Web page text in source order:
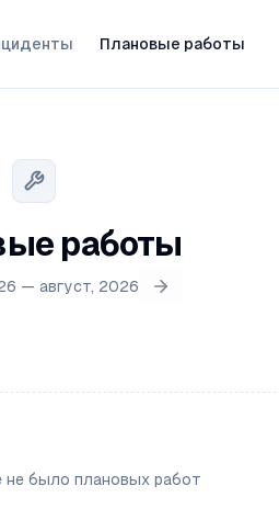
Плановые работы
работы
— август, 2026
не было плановых работ